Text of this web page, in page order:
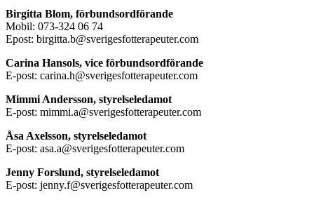
Birgitta Blom, förbundsordförande
Mobil: 073-324 06 74
Epost: birgitta.b@sverigesfotterapeuter.com
Carina Hansols, vice förbundsordförande
E-post: carina.h@sverigesfotterapeuter.com
Mimmi Andersson, styrelseledamot
E-post: mimmi.a@sverigesfotterapeuter.com
Åsa Axelsson, styrelseledamot
E-post: asa.a@sverigesfotterapeuter.com
Jenny Forslund, styrelseledamot
E-post: jenny.f@sverigesfotterapeuter.com